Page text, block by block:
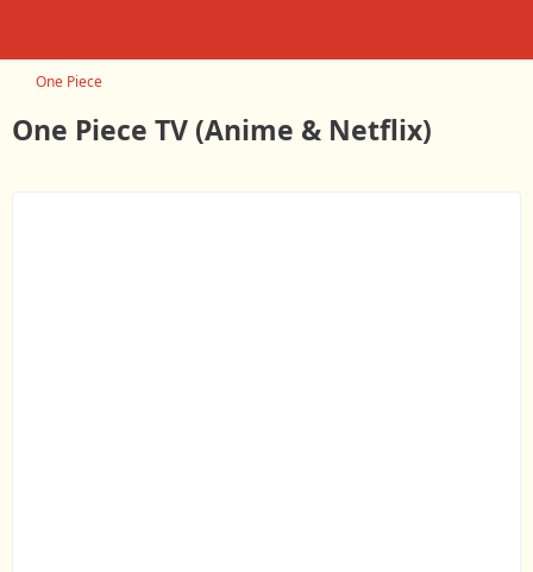
One Piece
One Piece TV (Anime & Netflix)